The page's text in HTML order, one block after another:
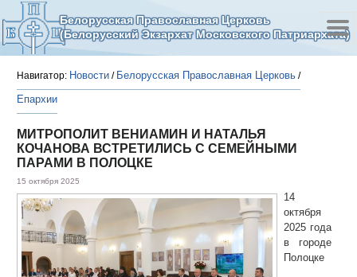
Белорусская Православная Церковь
(Белорусский Экзархат Московского Патриархата)
Навигатор: Новости / Белорусская Православная Церковь /
Епархии
МИТРОПОЛИТ ВЕНИАМИН И НАТАЛЬЯ
КОЧАНОВА ВСТРЕТИЛИСЬ С СЕМЕЙНЫМИ
ПАРАМИ В ПОЛОЦКЕ
15 октября 2025
14
октября
2025 года
в городе
Полоцке